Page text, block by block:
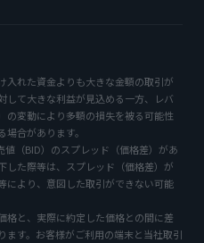
入れた資金よりも大きな金額の取引が
して大きな利益が見込める一方、レバ
の変動により多額の損失を被る可能性
合があります。
値（BID）のスプレッド（価格差）があ
した際等は、スプレッド（価格差）が
により、意図した取引ができない可能
格と、実際に約定した価格との間に差
ます。お客様がご利用の端末と当社取引